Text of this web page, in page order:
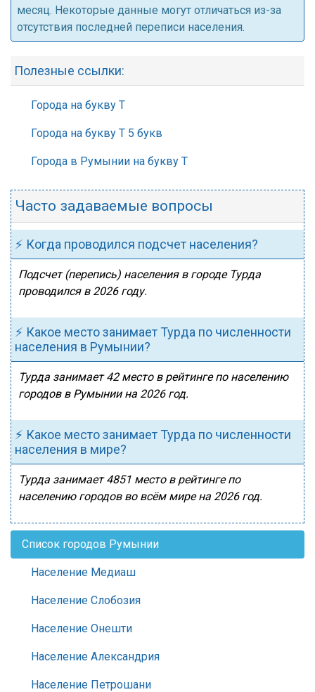
месяц. Некоторые данные могут отличаться из-за
отсутствия последней переписи населения.
Полезные ссылки:
Города на букву Т
Города на букву Т 5 букв
Города в Румынии на букву Т
Часто задаваемые вопросы
⚡ Когда проводился подсчет населения?
Подсчет (перепись) населения в городе Турда
проводился в 2026 году.
⚡ Какое место занимает Турда по численности
населения в Румынии?
Турда занимает 42 место в рейтинге по населению
городов в Румынии на 2026 год.
⚡ Какое место занимает Турда по численности
населения в мире?
Турда занимает 4851 место в рейтинге по
населению городов во всём мире на 2026 год.
Список городов Румынии
Население Медиаш
Население Слобозия
Население Онешти
Население Александрия
Население Петрошани